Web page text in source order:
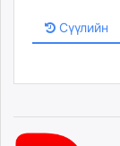
Сүүлийн